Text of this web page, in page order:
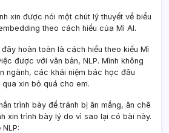
xin được nói một chút lý thuyết về biểu
theo cách hiểu của Mì AI.
hoàn toàn là cách hiểu theo kiểu Mì
được với văn bản, NLP. Mình không
ngành, các khái niệm bác học đâu
xin bỏ quá cho em.
trình bày để tránh bị ăn mắng, ăn chê
xin trình bày lý do vì sao lại có bài này.